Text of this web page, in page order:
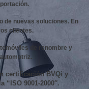
de nuevas soluciones. En
clientes.
de renombre y
certificación BVQi y
“ISO 9001-2000″.